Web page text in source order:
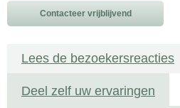
Contacteer vrijblijvend
Lees de bezoekersreacties
Deel zelf uw ervaringen